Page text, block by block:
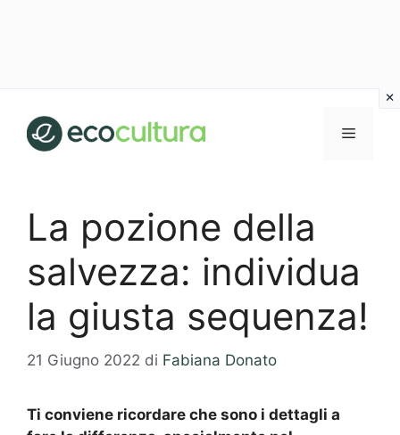
contenuto
MENU
La pozione della
salvezza: individua
la giusta sequenza!
21 Giugno 2022 di Fabiana Donato
Ti conviene ricordare che sono i dettagli a